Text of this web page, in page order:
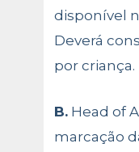
disponível
Deverá
por criança.
B. Head of
marcação